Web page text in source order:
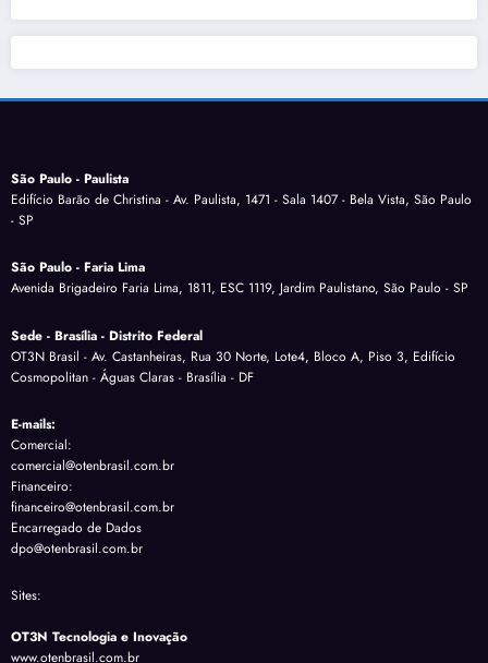
São Paulo - Paulista
Edifício Barão de Christina - Av. Paulista, 1471 - Sala 1407 - Bela Vista, São Paulo
- SP
São Paulo - Faria Lima
Avenida Brigadeiro Faria Lima, 1811, ESC 1119, Jardim Paulistano, São Paulo - SP
Sede - Brasília - Distrito Federal
OT3N Brasil - Av. Castanheiras, Rua 30 Norte, Lote4, Bloco A, Piso 3, Edifício
Cosmopolitan - Águas Claras - Brasília - DF
E-mails:
Comercial:
comercial@otenbrasil.com.br
Financeiro:
financeiro@otenbrasil.com.br
Encarregado de Dados
dpo@otenbrasil.com.br
Sites:
OT3N Tecnologia e Inovação
www.otenbrasil.com.br